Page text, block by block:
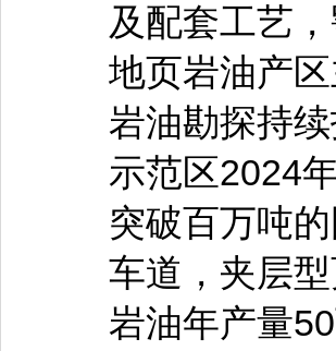
及配套工艺
地页岩油产
岩油勘探持
示范区2024
突破百万吨
车道，夹层
岩油年产量